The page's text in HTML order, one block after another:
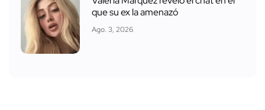
que su ex la amenazó
Ago. 3, 2026